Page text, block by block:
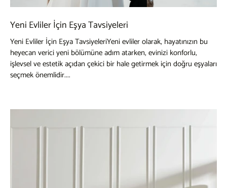
Yeni Evliler İçin Eşya Tavsiyeleri
Yeni Evliler İçin Eşya TavsiyeleriYeni evliler olarak, hayatınızın bu
heyecan verici yeni bölümüne adım atarken, evinizi konforlu,
işlevsel ve estetik açıdan çekici bir hale getirmek için doğru eşyaları
seçmek önemlidir....